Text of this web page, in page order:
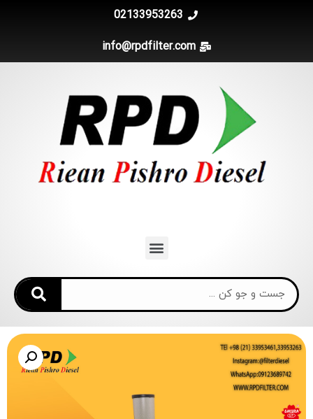
02133953263
info@rpdfilter.com